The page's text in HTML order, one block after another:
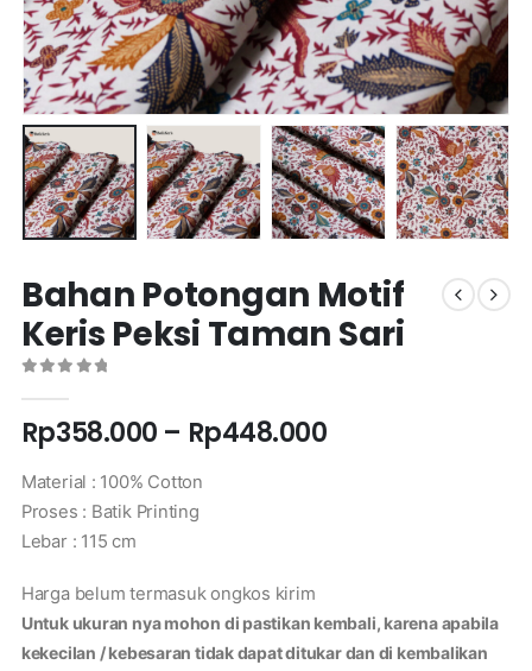
Bahan Potongan Motif
Keris Peksi Taman Sari
Rp358.000 – Rp448.000
Material : 100% Cotton
Proses : Batik Printing
Lebar : 115 cm
Harga belum termasuk ongkos kirim
Untuk ukuran nya mohon di pastikan kembali, karena apabila
kekecilan / kebesaran tidak dapat ditukar dan di kembalikan